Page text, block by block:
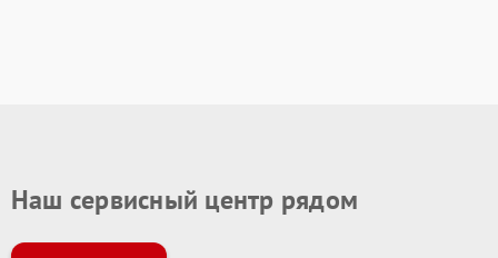
Наш сервисный центр рядом